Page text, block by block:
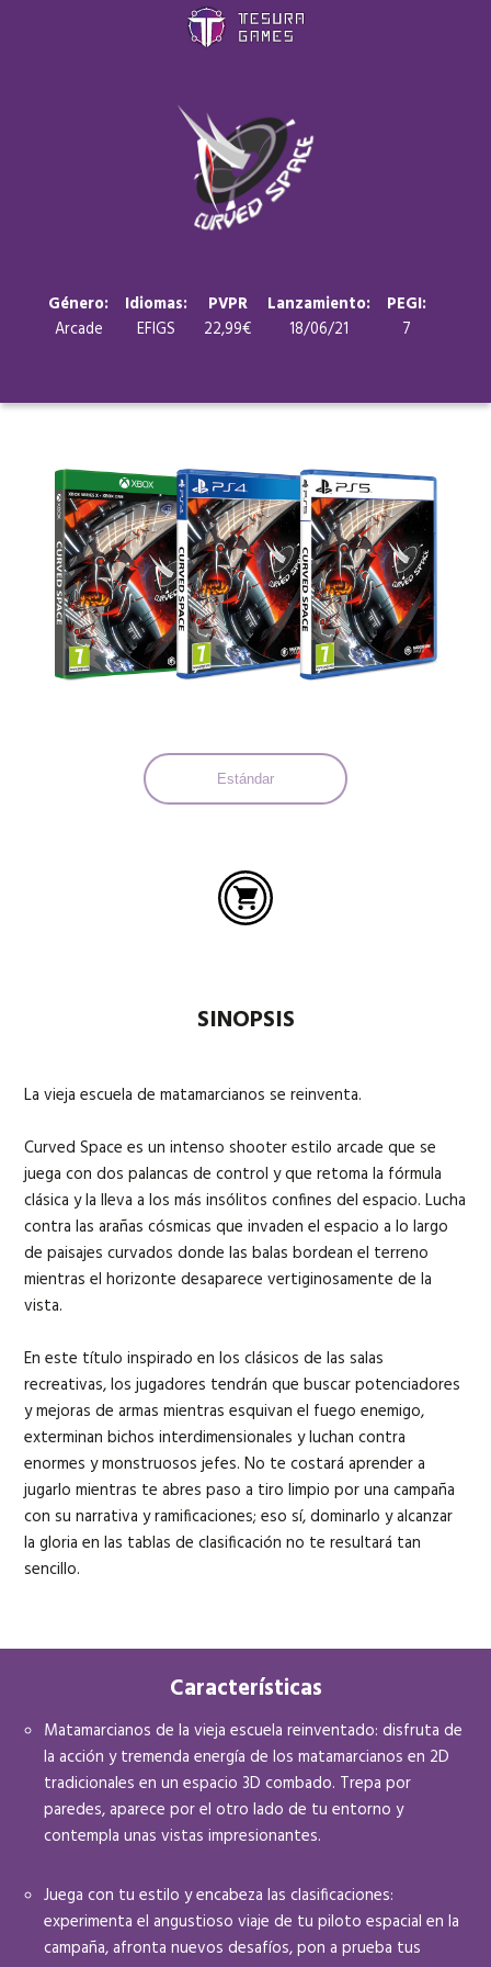
Género:
Arcade
Idiomas:
EFIGS
PVPR
22,99€
Lanzamiento:
18/06/21
PEGI:
7
Estándar
SINOPSIS
La vieja escuela de matamarcianos se reinventa.
Curved Space es un intenso shooter estilo arcade que se
juega con dos palancas de control y que retoma la fórmula
clásica y la lleva a los más insólitos confines del espacio. Lucha
contra las arañas cósmicas que invaden el espacio a lo largo
de paisajes curvados donde las balas bordean el terreno
mientras el horizonte desaparece vertiginosamente de la
vista.
En este título inspirado en los clásicos de las salas
recreativas, los jugadores tendrán que buscar potenciadores
y mejoras de armas mientras esquivan el fuego enemigo,
exterminan bichos interdimensionales y luchan contra
enormes y monstruosos jefes. No te costará aprender a
jugarlo mientras te abres paso a tiro limpio por una campaña
con su narrativa y ramificaciones; eso sí, dominarlo y alcanzar
la gloria en las tablas de clasificación no te resultará tan
sencillo.
Características
Matamarcianos de la vieja escuela reinventado: disfruta de
la acción y tremenda energía de los matamarcianos en 2D
tradicionales en un espacio 3D combado. Trepa por
paredes, aparece por el otro lado de tu entorno y
contempla unas vistas impresionantes.
Juega con tu estilo y encabeza las clasificaciones:
experimenta el angustioso viaje de tu piloto espacial en la
campaña, afronta nuevos desafíos, pon a prueba tus
Juegos
Store
Blog
Contacto
Idiomas: